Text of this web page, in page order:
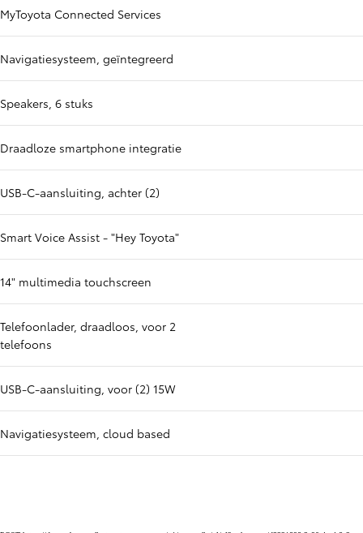
MyToyota Connected Services
Navigatiesysteem, geïntegreerd
Speakers, 6 stuks
Draadloze smartphone integratie
USB-C-aansluiting, achter (2)
Smart Voice Assist - "Hey Toyota"
14" multimedia touchscreen
Telefoonlader, draadloos, voor 2
telefoons
USB-C-aansluiting, voor (2) 15W
Navigatiesysteem, cloud based